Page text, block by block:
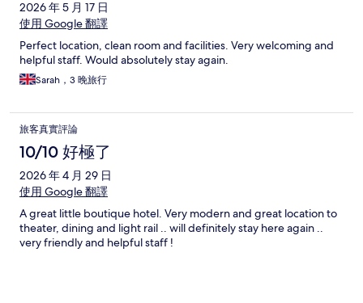
2026 年 5 月 17 日
使用 Google 翻譯
Perfect location, clean room and facilities. Very welcoming and
helpful staff. Would absolutely stay again.
Sarah，3 晚旅行
旅客真實評論
10/10 好極了
2026 年 4 月 29 日
使用 Google 翻譯
A great little boutique hotel. Very modern and great location to
theater, dining and light rail .. will definitely stay here again ..
very friendly and helpful staff !